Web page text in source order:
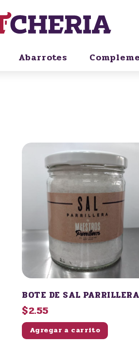
Abarrotes
BOTE DE SAL PARRILLERA
$2.55
Agregar a carrito